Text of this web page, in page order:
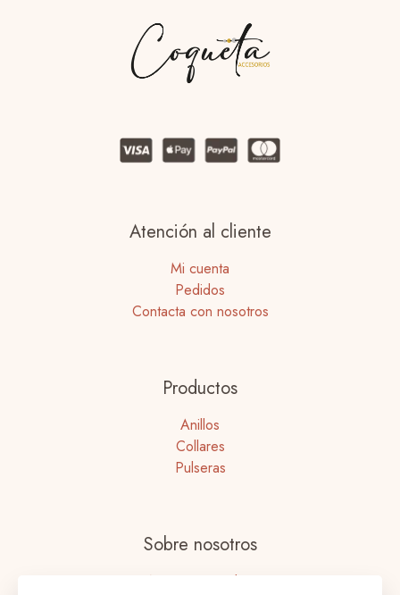
Atención al cliente
Mi cuenta
Pedidos
Contacta con nosotros
Productos
Anillos
Collares
Pulseras
Sobre nosotros
Nuestras tiendas